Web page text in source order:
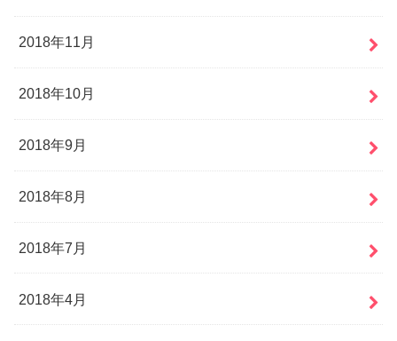
2018年11月
2018年10月
2018年9月
2018年8月
2018年7月
2018年4月